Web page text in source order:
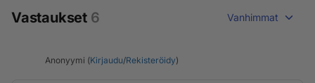
Vastaukset 6 Vanhimmat
Anonyymi (Kirjaudu/Rekisteröidy)